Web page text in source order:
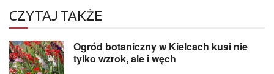
CZYTAJ TAKŻE
Ogród botaniczny w Kielcach kusi nie
tylko wzrok, ale i węch